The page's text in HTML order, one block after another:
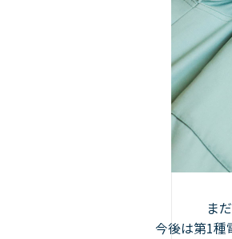
ま
今後は第1種